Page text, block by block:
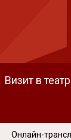
Визит в театр
Онлайн-